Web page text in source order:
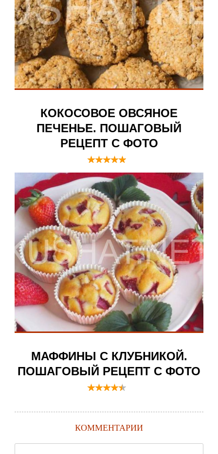
КОКОСОВОЕ ОВСЯНОЕ
ПЕЧЕНЬЕ. ПОШАГОВЫЙ
РЕЦЕПТ С ФОТО
МАФФИНЫ С КЛУБНИКОЙ.
ПОШАГОВЫЙ РЕЦЕПТ С ФОТО
КОММЕНТАРИИ